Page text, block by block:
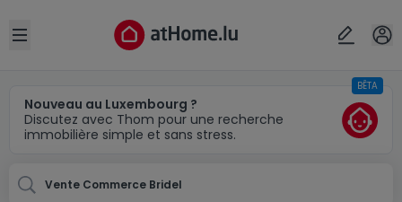
Open sidebar
Nouveau au Luxembourg ?
Discutez avec Thom pour une recherche
immobilière simple et sans stress.
BÊTA
Vente Commerce Bridel
Localité(s)
Annuler OK